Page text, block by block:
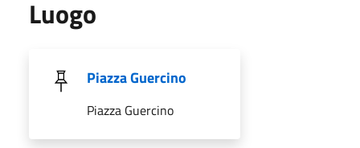
Luogo
Piazza Guercino
Piazza Guercino